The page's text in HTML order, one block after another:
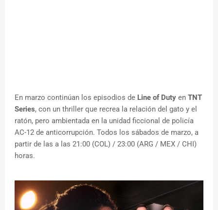
En marzo continúan los episodios de Line of Duty en TNT
Series, con un thriller que recrea la relación del gato y el
ratón, pero ambientada en la unidad ficcional de policía
AC-12 de anticorrupción. Todos los sábados de marzo, a
partir de las a las 21:00 (COL) / 23:00 (ARG / MEX / CHI)
horas.